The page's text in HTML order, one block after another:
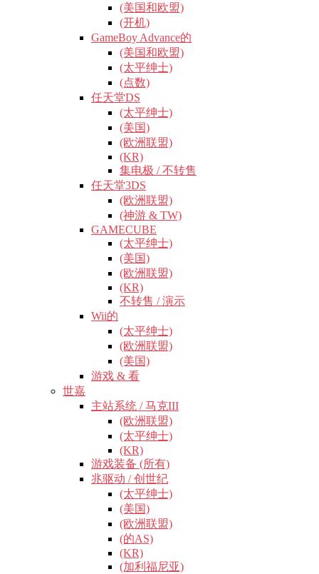
(美国和欧盟)
(开机)
GameBoy Advance的
(美国和欧盟)
(太平绅士)
(点数)
任天堂DS
(太平绅士)
(美国)
(欧洲联盟)
(KR)
集电极 / 不转售
任天堂3DS
(欧洲联盟)
(神游 & TW)
GAMECUBE
(太平绅士)
(美国)
(欧洲联盟)
(KR)
不转售 / 演示
Wii的
(太平绅士)
(欧洲联盟)
(美国)
游戏 & 看
世嘉
主站系统 / 马克III
(欧洲联盟)
(太平绅士)
(KR)
游戏装备 (所有)
兆驱动 / 创世纪
(太平绅士)
(美国)
(欧洲联盟)
(的AS)
(KR)
(加利福尼亚)